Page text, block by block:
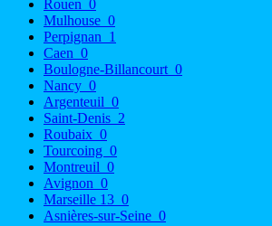
Rouen 0
Mulhouse 0
Perpignan 1
Caen 0
Boulogne-Billancourt 0
Nancy 0
Argenteuil 0
Saint-Denis 2
Roubaix 0
Tourcoing 0
Montreuil 0
Avignon 0
Marseille 13 0
Asnières-sur-Seine 0